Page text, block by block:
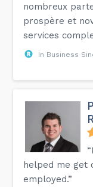
nombreux
prospère et
services
In Business
helped me get
employed.”